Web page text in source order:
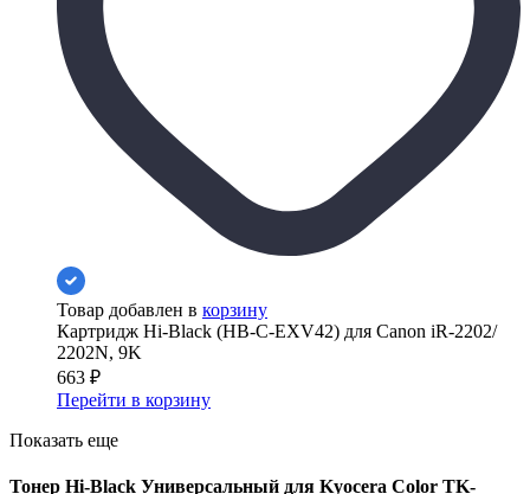
Товар добавлен в корзину
Картридж Hi-Black (HB-C-EXV42) для Canon iR-2202/
2202N, 9K
663 ₽
Перейти в корзину
Показать еще
Тонер Hi-Black Универсальный для Kyocera Color TK-